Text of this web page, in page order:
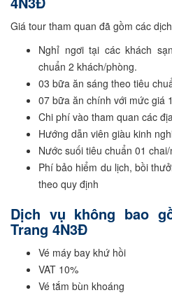
Giá tour tham quan đã gồm các
Nghỉ ngơi tại các khách
chuẩn 2 khách/phòng.
03 bữa ăn sáng theo tiêu
07 bữa ăn chính với mức giá
Chi phí vào tham quan các
Hướng dẫn viên giàu kinh
Nước suối tiêu chuẩn 01
Phí bảo hiểm du lịch, bồi
theo quy định
Dịch vụ không bao
Trang 4N3Đ
Vé máy bay khứ hồi
VAT 10%
Vé tắm bùn khoáng